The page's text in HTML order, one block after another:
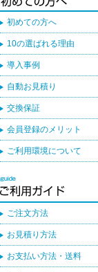
初めての方へ
10の選ばれる理由
導入事例
自動お見積り
交換保証
会員登録のメリット
ご利用環境について
ご注文方法
お見積り方法
お支払い方法・送料